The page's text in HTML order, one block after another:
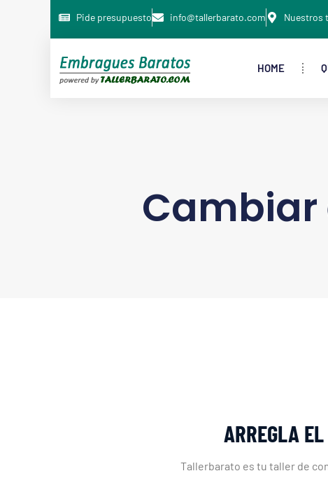
Pide presupuesto info@tallerbarato.com Nuestros
HOME
Cambiar
ARREGLA
Tallerbarato es tu taller de